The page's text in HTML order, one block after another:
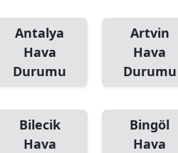
Antalya
Hava
Durumu
Artvin
Hava
Durumu
Bilecik
Hava
Bingöl
Hava